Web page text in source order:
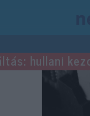
hullani